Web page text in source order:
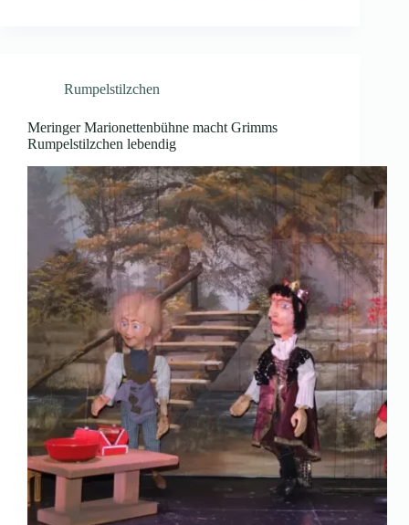
Rumpelstilzchen
Meringer Marionettenbühne macht Grimms
Rumpelstilzchen lebendig